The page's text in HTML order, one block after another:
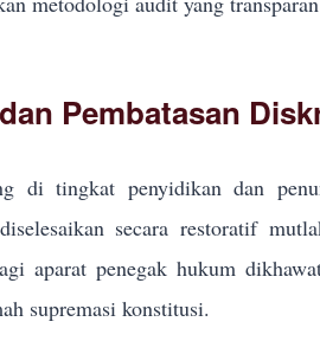
Pembatasan
di tingkat penyidikan dan
secara restoratif
aparat penegak hukum
supremasi konstitusi.